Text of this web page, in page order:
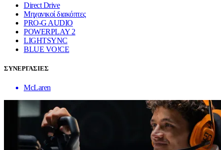
Direct Drive
Μηχανικοί διακόπτες
PRO-G AUDIO
POWERPLAY 2
LIGHTSYNC
BLUE VO!CE
ΣΥΝΕΡΓΑΣΙΕΣ
McLaren